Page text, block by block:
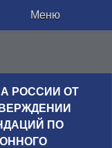
Меню
РОССИИ ОТ
ПО